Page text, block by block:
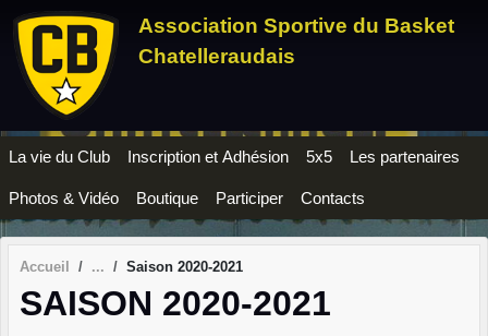
Association Sportive du Basket
Chatelleraudais
La vie du Club Inscription et Adhésion 5x5 Les partenaires
Photos & Vidéo Boutique Participer Contacts
Accueil Saison 2020-2021
SAISON 2020-2021
Panneau de gestion des cookies